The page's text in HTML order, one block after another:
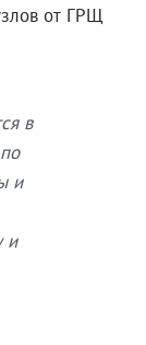
от ГРЩ
в
и
и